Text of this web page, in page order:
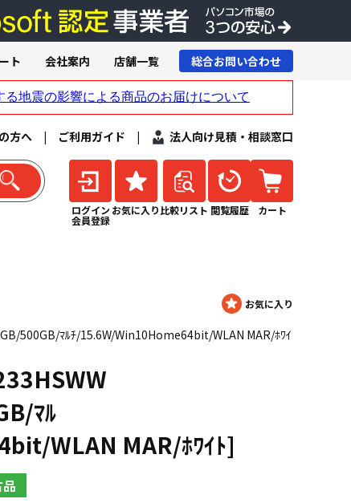
方へ | ご利用ガイド | 法人向け見積・相談窓口
ログイン
会員登録
お気に入り 比較リスト 閲覧履歴 カート
ト 会社案内 店舗一覧 総合お問い合わせ
500GB/ﾏﾙﾁ/15.6W/Win10Home64bit/WLAN MAR/ﾎﾜｲ
ﾏﾙ
WLAN MAR/ﾎﾜｲﾄ]